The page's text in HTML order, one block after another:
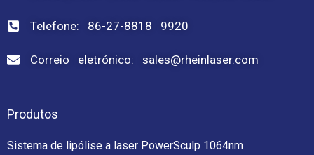
Telefone: 86-27-8818 9920
Correio eletrónico: sales@rheinlaser.com
Produtos
Sistema de lipólise a laser PowerSculp 1064nm